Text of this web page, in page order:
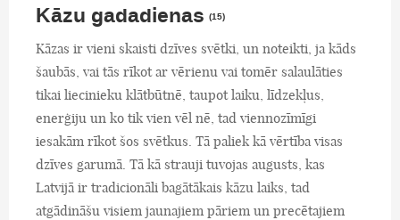
Kāzu gadadienas (15)
Kāzas ir vieni skaisti dzīves svētki, un noteikti, ja kāds
šaubās, vai tās rīkot ar vērienu vai tomēr salaulāties
tikai liecinieku klātbūtnē, taupot laiku, līdzekļus,
enerģiju un ko tik vien vēl nē, tad viennozīmīgi
iesakām rīkot šos svētkus. Tā paliek kā vērtība visas
dzīves garumā. Tā kā strauji tuvojas augusts, kas
Latvijā ir tradicionāli bagātākais kāzu laiks, tad
atgādināšu visiem jaunajiem pāriem un precētajiem